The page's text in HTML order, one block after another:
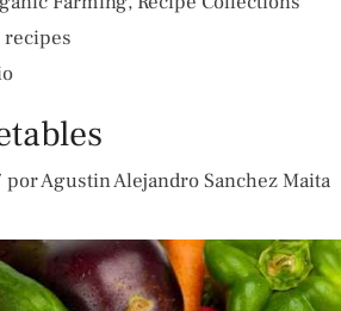
recipes
porAgustin Alejandro Sanchez Maita